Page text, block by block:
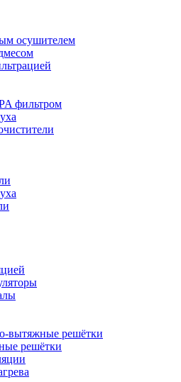
осушителем
фильтром
вытяжные решётки
решётки